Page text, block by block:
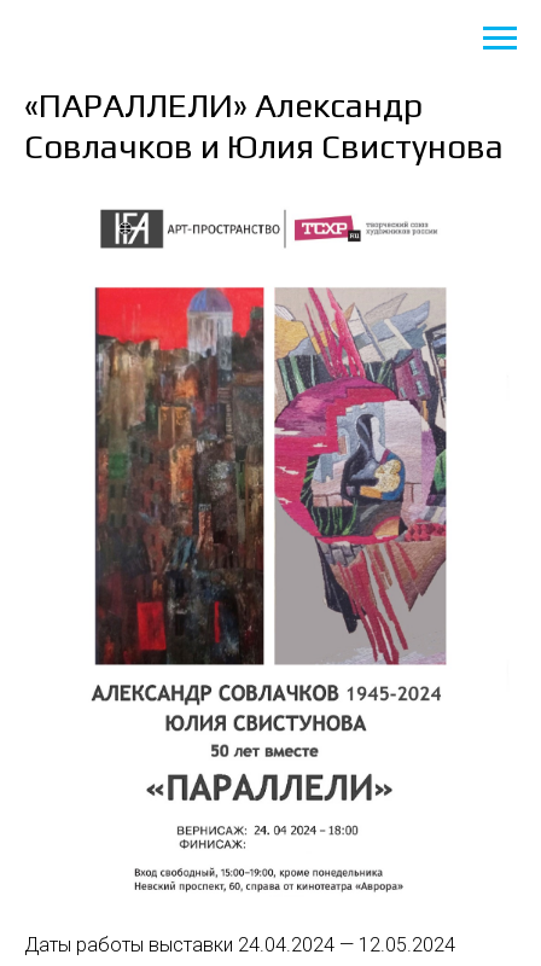
«ПАРАЛЛЕЛИ» Александр
Совлачков и Юлия Свистунова
Даты работы выставки 24.04.2024 — 12.05.2024